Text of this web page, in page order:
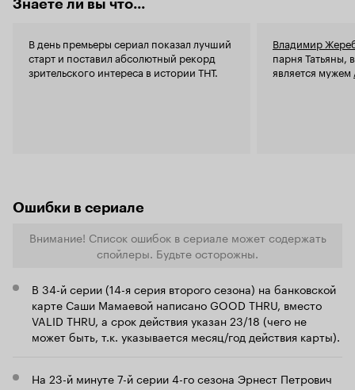
телевидению, от этого шоу я бы посоветовал
Знаете ли вы что...
В день премьеры сериал показал лучший
старт и поставил абсолютный рекорд
зрительского интереса в истории ТНТ.
Владимир
парня Татьяны,
является мужем
Ошибки в сериале
Внимание! Список ошибок в сериале может содержать
спойлеры. Будьте осторожны.
В 34-й серии (14-я серия второго сезона) на банковской
карте Саши Мамаевой написано GOOD THRU, вместо
VALID THRU, а срок действия указан 23/18 (чего не
может быть, т.к. указывается месяц/год действия карты).
На 23-й минуте 7-й серии 4-го сезона Эрнест Петрович